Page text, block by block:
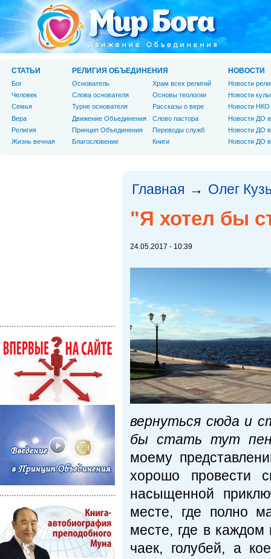
Главная → Олег
"Я хотел бы
24.05.2017 - 10:39
вернуться сюда и
бы стать тут
моему
хорошо провести
насыщенной
месте, где полно
месте, где в каждом
чаек, голубей, а
СТАТЬИ
Бог
Человек
Cемья
Вера
Религия
Жизнь вечная
РЕЛИГИЯ ОБЪЕДИНЕНИЯ
Основатель
Слова основателя
Турне основателя
Движение Объединения
Принцип Объединения
Благословение
Храм всех религий
Основы теологии
Рассказы о вере
Слово пастора
Переводы служб
Книги
НОВОСТИ
Новости
Новости
Новости НКО
Новости ДО
Новости ДО
Новости ДО